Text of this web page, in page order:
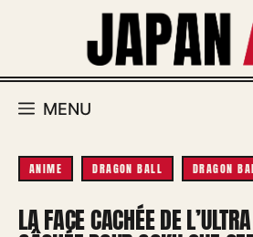
MENU
ANIME DRAGON BALL DRAGON
LA FACE CACHÉE DE